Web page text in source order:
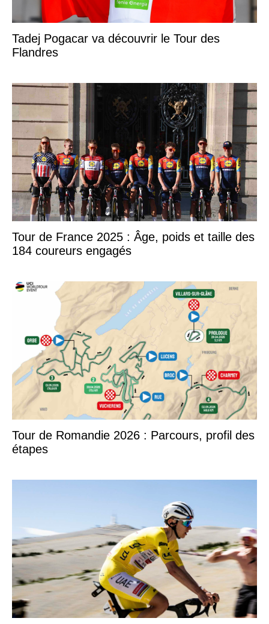
Tadej Pogacar va découvrir le Tour des
Flandres
Tour de France 2025 : Âge, poids et taille des
184 coureurs engagés
Tour de Romandie 2026 : Parcours, profil des
étapes